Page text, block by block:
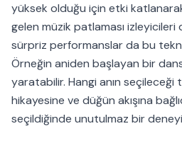
yüksek olduğu için etki
gelen müzik patlaması izleyicileri
sürpriz performanslar da bu
Örneğin aniden başlayan bir
yaratabilir. Hangi anın seçileceği
hikayesine ve düğün akışına
seçildiğinde unutulmaz bir